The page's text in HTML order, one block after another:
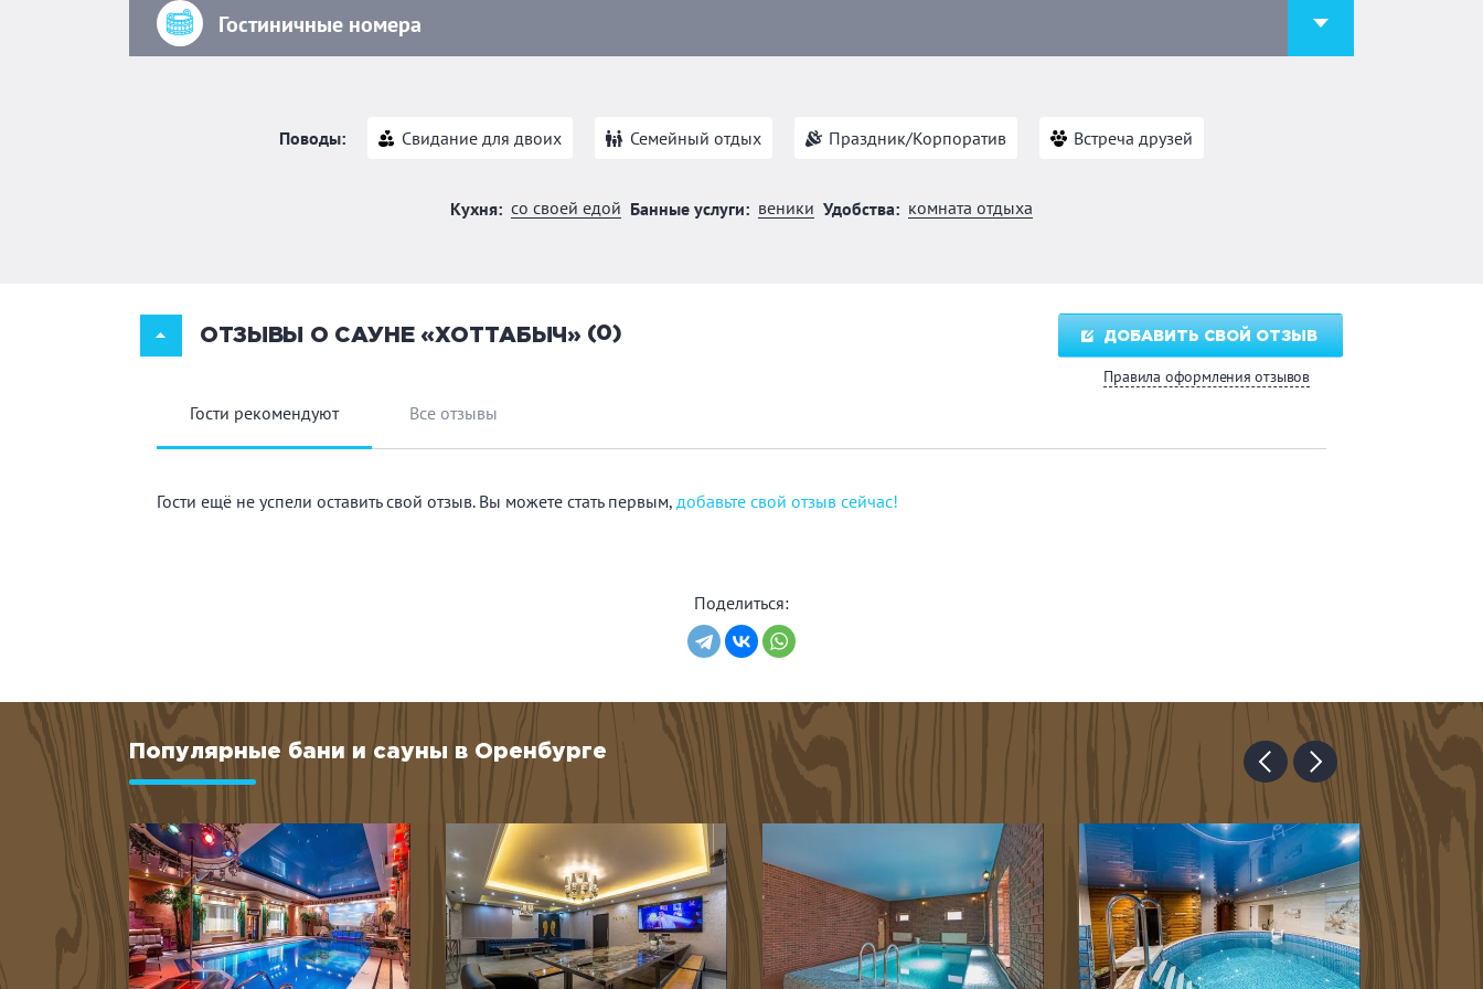
Гостиничные номера
Поводы: Свидание для двоих Семейный отдых Праздник/Корпоратив Встреча друзей
Кухня: со своей едой Банные услуги: веники Удобства: комната отдыха
ОТЗЫВЫ О САУНЕ «ХОТТАБЫЧ» (0) ДОБАВИТЬ СВОЙ ОТЗЫВ
Правила оформления отзывов
Гости рекомендуют Все отзывы
Гости ещё не успели оставить свой отзыв. Вы можете стать первым, добавьте свой отзыв сейчас!
Поделиться:
Популярные бани и сауны в Оренбурге